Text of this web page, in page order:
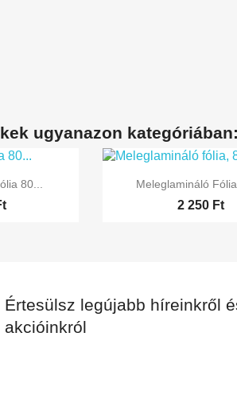
ugyanazon kategóriában:
80...  Előnézet
Meleglamináló
2 250 Ft
Értesülsz legújabb híreinkről
akcióinkról